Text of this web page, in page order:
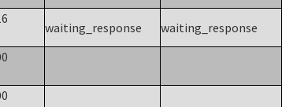
waiting_response waiting_response